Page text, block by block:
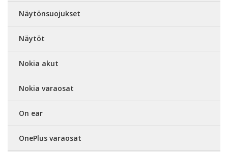
Näytönsuojukset
Näytöt
Nokia akut
Nokia varaosat
On ear
OnePlus varaosat